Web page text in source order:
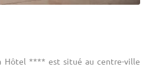
Hôtel **** est situé au centre-ville